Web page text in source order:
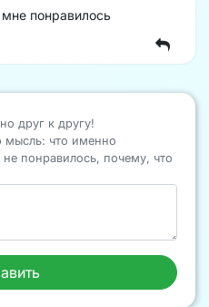
понравилось
друг к другу!
мысль: что именно
понравилось, почему, что